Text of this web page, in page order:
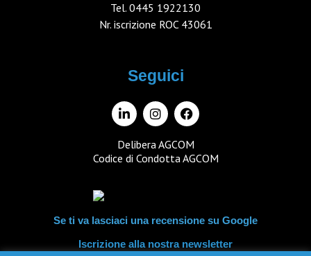
Tel. 0445 1922130
Nr. iscrizione ROC 43061
Seguici
Delibera AGCOM
Codice di Condotta AGCOM
Se ti va lasciaci una recensione su Google
Iscrizione alla nostra newsletter